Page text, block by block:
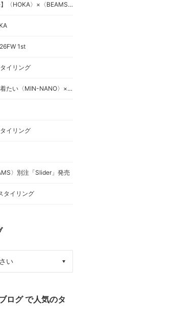
【本日原宿先行発売】〈HOKA〉×〈BEAMS〉、待望のファーストコラボレーション。
1st
イリング
【7/11発売】街でも着たい〈MIN-NANO〉×〈Speedo〉×〈BEAMS〉別注。
イリング
〉別注「Slider」発売
タイリング
ログ で人気のタ